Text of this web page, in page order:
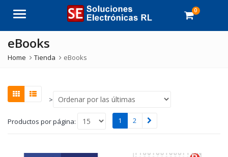
Menu 0
eBooks
Home Tienda eBooks
>
Productos por página: 1 2